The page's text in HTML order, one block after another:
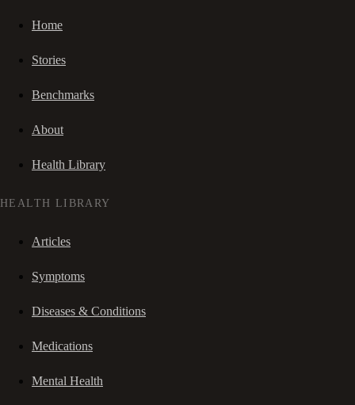
Home
Stories
Benchmarks
About
Health Library
HEALTH LIBRARY
Articles
Symptoms
Diseases & Conditions
Medications
Mental Health